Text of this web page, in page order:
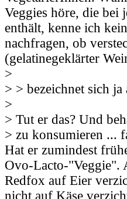
Veggies höre, die bei
enthält, kenne ich
nachfragen, ob
(gelatinegeklärter
>
> > bezeichnet sich
>
> Tut er das? Und
> zu konsumieren ...
Hat er zumindest
Ovo-Lacto-"Veggie".
Redfox auf Eier
nicht auf Käse